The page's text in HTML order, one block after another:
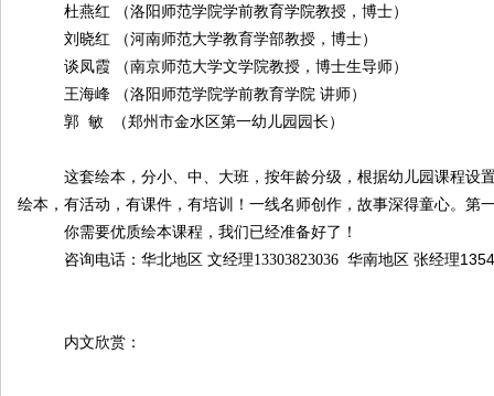
杜燕红
（洛阳师范学院学前教育学院教授，博士）
刘晓红
（河南师范大学教育学部教授，博士）
谈凤霞
（南京师范大学文学院教授，博士生导师）
王海峰
（洛阳师范学院学前教育学院 讲师）
郭 敏 （郑州市金水区第一幼儿园园长）
这套绘本，分小、中、大班， 按年龄分级， 根据幼儿园课程设
绘本，有活动， 有课件，有培训
！一线名师创作，故事深得童心。第
你需要优质绘本课程，我们已经准备好了！
咨询电话： 华北地区 文经理13303823036 华南地区 张经理
内文欣赏：